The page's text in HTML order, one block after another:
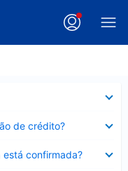
de crédito?
está confirmada?